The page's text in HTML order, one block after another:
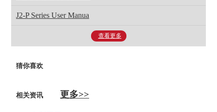
J2-P Series User Manua
查看更多
猜你喜欢
相关资讯 更多>>